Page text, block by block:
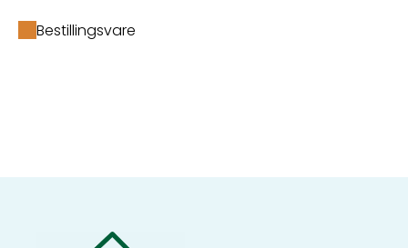
Bestillingsvare